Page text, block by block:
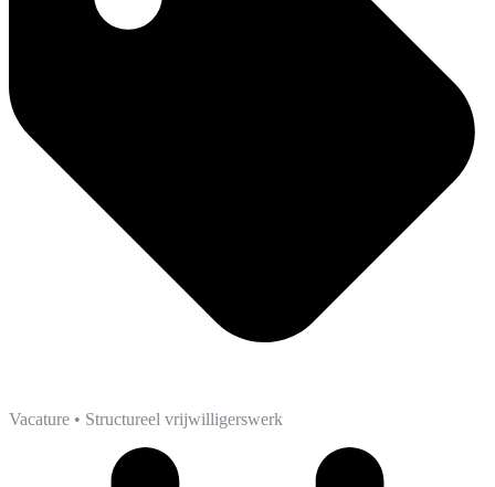
Vacature • Structureel vrijwilligerswerk